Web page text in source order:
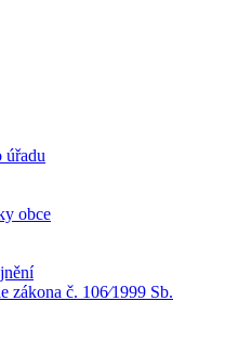
úřadu
obce
zákona č. 106⁄1999 Sb.